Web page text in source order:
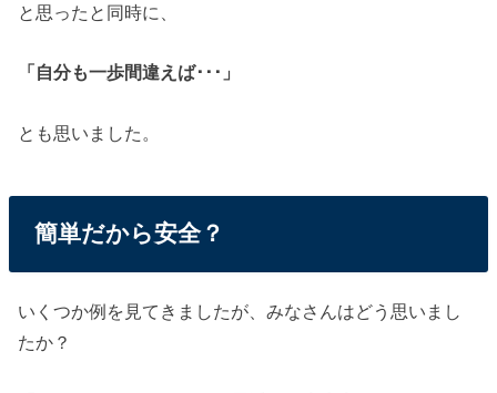
と思ったと同時に、
「自分も一歩間違えば･･･」
とも思いました。
簡単だから安全？
いくつか例を見てきましたが、みなさんはどう思いまし
たか？